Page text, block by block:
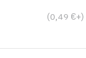
(+€ 0,49)